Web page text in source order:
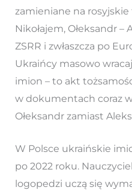
zamieniane na rosyjskie
Nikołajem, Ołeksandr
ZSRR i zwłaszcza po
Ukraińcy masowo
imion – to akt
w dokumentach coraz
Ołeksandr zamiast
W Polsce ukraińskie
po 2022 roku.
logopedzi uczą się